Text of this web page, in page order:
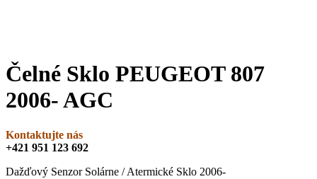
Čelné Sklo PEUGEOT 807
2006- AGC
Kontaktujte nás
+421 951 123 692
Dažďový Senzor Solárne / Atermické Sklo 2006-